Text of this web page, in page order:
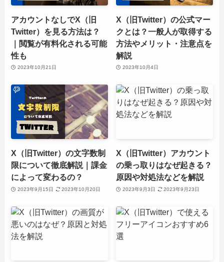
アカウントなしでX（旧
Twitter）を見る方法は？
｜閲覧が有料化される可能
性も
2023年10月21日
X（旧Twitter）の公式マー
クとは？一般人が取得する
方法やメリット・注意点を
解説
2023年10月4日
X（旧Twitter）の文字数制
限について徹底解説｜課金
によって変わるの？
2023年9月15日 2023年10月20日
X（旧Twitter）アカウント
の乗っ取りはなぜ起きる？
原因や対処法などを解説
2023年9月3日 2023年9月23日